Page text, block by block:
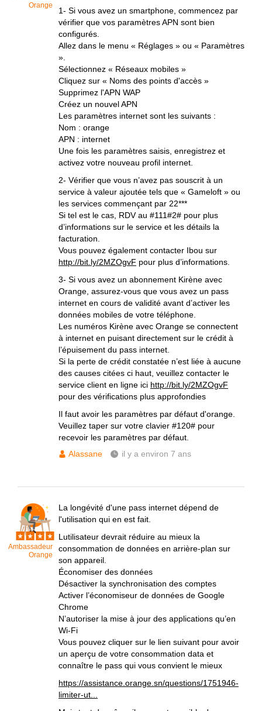
Orange
1- Si vous avez un smartphone, commencez par
vérifier que vos paramètres APN sont bien
configurés.
Allez dans le menu « Réglages » ou « Paramètres
».
Sélectionnez « Réseaux mobiles »
Cliquez sur « Noms des points d'accès »
Supprimez l'APN WAP
Créez un nouvel APN
Les paramètres internet sont les suivants :
Nom : orange
APN : internet
Une fois les paramètres saisis, enregistrez et
activez votre nouveau profil internet.
2- Vérifier que vous n’avez pas souscrit à un
service à valeur ajoutée tels que « Gameloft » ou
les services commençant par 22***
Si tel est le cas, RDV au #111#2# pour plus
d’informations sur le service et les détails la
facturation.
Vous pouvez également contacter Ibou sur
http://bit.ly/2MZOgvF pour plus d’informations.
3- Si vous avez un abonnement Kirène avec
Orange, assurez-vous que vous avez un pass
internet en cours de validité avant d’activer les
données mobiles de votre téléphone.
Les numéros Kirène avec Orange se connectent
à internet en puisant directement sur le crédit à
l’épuisement du pass internet.
Si la perte de crédit constatée n’est liée à aucune
des causes citées ci haut, veuillez contacter le
service client en ligne ici http://bit.ly/2MZOgvF
pour des vérifications plus approfondies
Il faut avoir les paramètres par défaut d'orange.
Veuillez taper sur votre clavier #120# pour
recevoir les paramètres par défaut.
Alassane
il y a environ 7 ans
Ambassadeur
Orange
La longévité d'une pass internet dépend de
l'utilisation qui en est fait.
Lutilisateur devrait réduire au mieux la
consommation de données en arrière-plan sur
son appareil.
Économiser des données
Désactiver la synchronisation des comptes
Activer l’économiseur de données de Google
Chrome
N’autoriser la mise à jour des applications qu’en
Wi-Fi
Vous pouvez cliquer sur le lien suivant pour avoir
un aperçu de votre consommation data et
connaître le pass qui vous convient le mieux
https://assistance.orange.sn/questions/1751946-
limiter-ut...